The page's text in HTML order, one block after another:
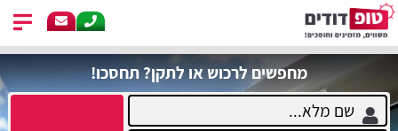
מחפשים לרכוש או לתקן? תחסכו!